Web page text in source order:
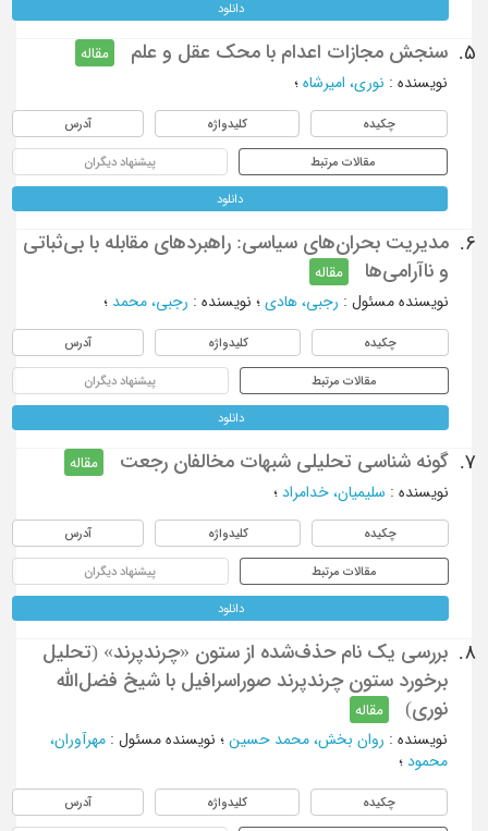
دانلود
5. سنجش مجازات اعدام با محک عقل و علم
مقاله
نویسنده: نوری، امیرشاه؛
چکیده کلیدواژه آدرس
مقالات مرتبط پیشنهاد دیگران
دانلود
6.
مدیریت بحران‌های سیاسی: راهبردهای مقابله با بی‌ثباتی
و ناآرامی‌ها
مقاله
نویسنده مسئول : رجبی، هادی؛ نویسنده: رجبی، محمد؛
چکیده کلیدواژه آدرس
مقالات مرتبط پیشنهاد دیگران
دانلود
7. گونه شناسی تحلیلی شبهات مخالفان رجعت
مقاله
نویسنده: سلیمیان، خدامراد؛
چکیده کلیدواژه آدرس
مقالات مرتبط پیشنهاد دیگران
دانلود
8.
بررسی یک نام حذف‌شده از ستون «چرندپرند» (تحلیل
برخورد ستون چرندپرند صوراسرافیل با شیخ فضل‌الله
نوری)
مقاله
نویسنده: روان بخش، محمد حسین؛ نویسنده مسئول : مهرآوران،
محمود؛
چکیده کلیدواژه آدرس